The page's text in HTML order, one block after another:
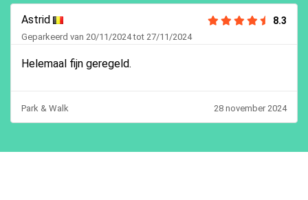
Astrid 8.3
Geparkeerd van 20/11/2024 tot 27/11/2024
Helemaal fijn geregeld.
Park & Walk 28 november 2024